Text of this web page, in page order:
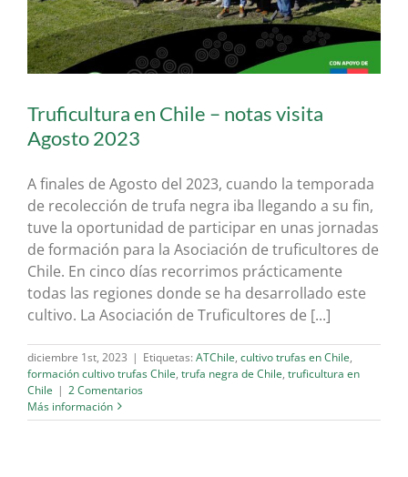
Truficultura en Chile – notas visita
Agosto 2023
A finales de Agosto del 2023, cuando la temporada
de recolección de trufa negra iba llegando a su fin,
tuve la oportunidad de participar en unas jornadas
de formación para la Asociación de truficultores de
Chile. En cinco días recorrimos prácticamente
todas las regiones donde se ha desarrollado este
cultivo. La Asociación de Truficultores de [...]
diciembre 1st, 2023 | Etiquetas: ATChile, cultivo trufas en Chile,
formación cultivo trufas Chile, trufa negra de Chile, truficultura en
Chile | 2 Comentarios
Más información